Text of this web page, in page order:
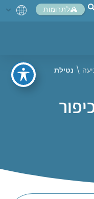
לתרומות
\ נטילת